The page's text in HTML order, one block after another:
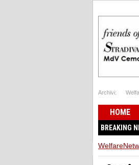
Archivi:
HOME
BREAKING